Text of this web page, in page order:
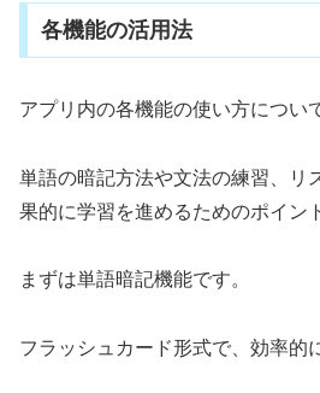
各機能の活用法
アプリ内の各機能の使い方につい
単語の暗記方法や文法の練習、リ
果的に学習を進めるためのポイン
まずは単語暗記機能です。
フラッシュカード形式で、効率的